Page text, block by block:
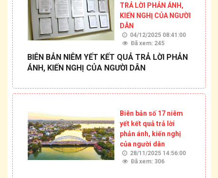
TRẢ LỜI PHẢN ÁNH,
KIẾN NGHỊ CỦA NGƯỜI
DÂN
04/12/2025 08:41:00
Đã xem: 245
BIÊN BẢN NIÊM YẾT KẾT QUẢ TRẢ LỜI PHẢN
ÁNH, KIẾN NGHỊ CỦA NGƯỜI DÂN
Biên bản số 17 niêm
yết kết quả trả lời
phản ánh, kiến nghị
của người dân
28/11/2025 14:56:00
Đã xem: 306